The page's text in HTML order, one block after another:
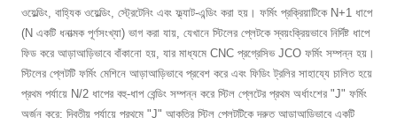
ওয়েল্ডিং, বাহ্যিক ওয়েল্ডিং, স্ট্রেটেনিং এবং ফ্ল্যাট-এন্ডিং করা হয়। ফর্মিং প্রক্রিয়াটিকে N+1 ধাপে
(N একটি ধনাত্মক পূর্ণসংখ্যা) ভাগ করা যায়, যেখানে স্টিলের প্লেটকে স্বয়ংক্রিয়ভাবে নির্দিষ্ট ধাপে
ফিড করে আড়াআড়িভাবে বাঁকানো হয়, যার মাধ্যমে CNC প্রগ্রেসিভ JCO ফর্মিং সম্পন্ন হয়।
স্টিলের প্লেটটি ফর্মিং মেশিনে আড়াআড়িভাবে প্রবেশ করে এবং ফিডিং ট্রলির সাহায্যে চালিত হয়ে
প্রথম পর্যায়ে N/2 ধাপের বহু-ধাপ বেন্ডিং সম্পন্ন করে স্টিল প্লেটের প্রথম অর্ধাংশের "J" ফর্মিং
অর্জন করে; দ্বিতীয় পর্যায়ে প্রথমে "J" আকৃতির স্টিল প্লেটটিকে দ্রুত আড়াআড়িভাবে একটি